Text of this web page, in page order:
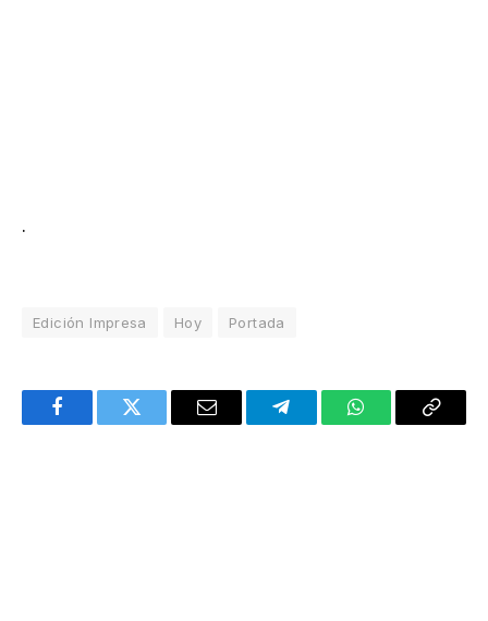
.
Edición Impresa Hoy Portada
FacebookTwitter Email TelegramWhatsAppCopy